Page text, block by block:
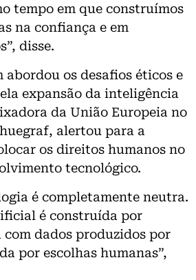
tempo em que construímos
na confiança e em
disse.
abordou os desafios éticos e
expansão da inteligência
da União Europeia no
alertou para a
os direitos humanos no
tecnológico.
é completamente neutra.
é construída por
com dados produzidos por
por escolhas humanas”,